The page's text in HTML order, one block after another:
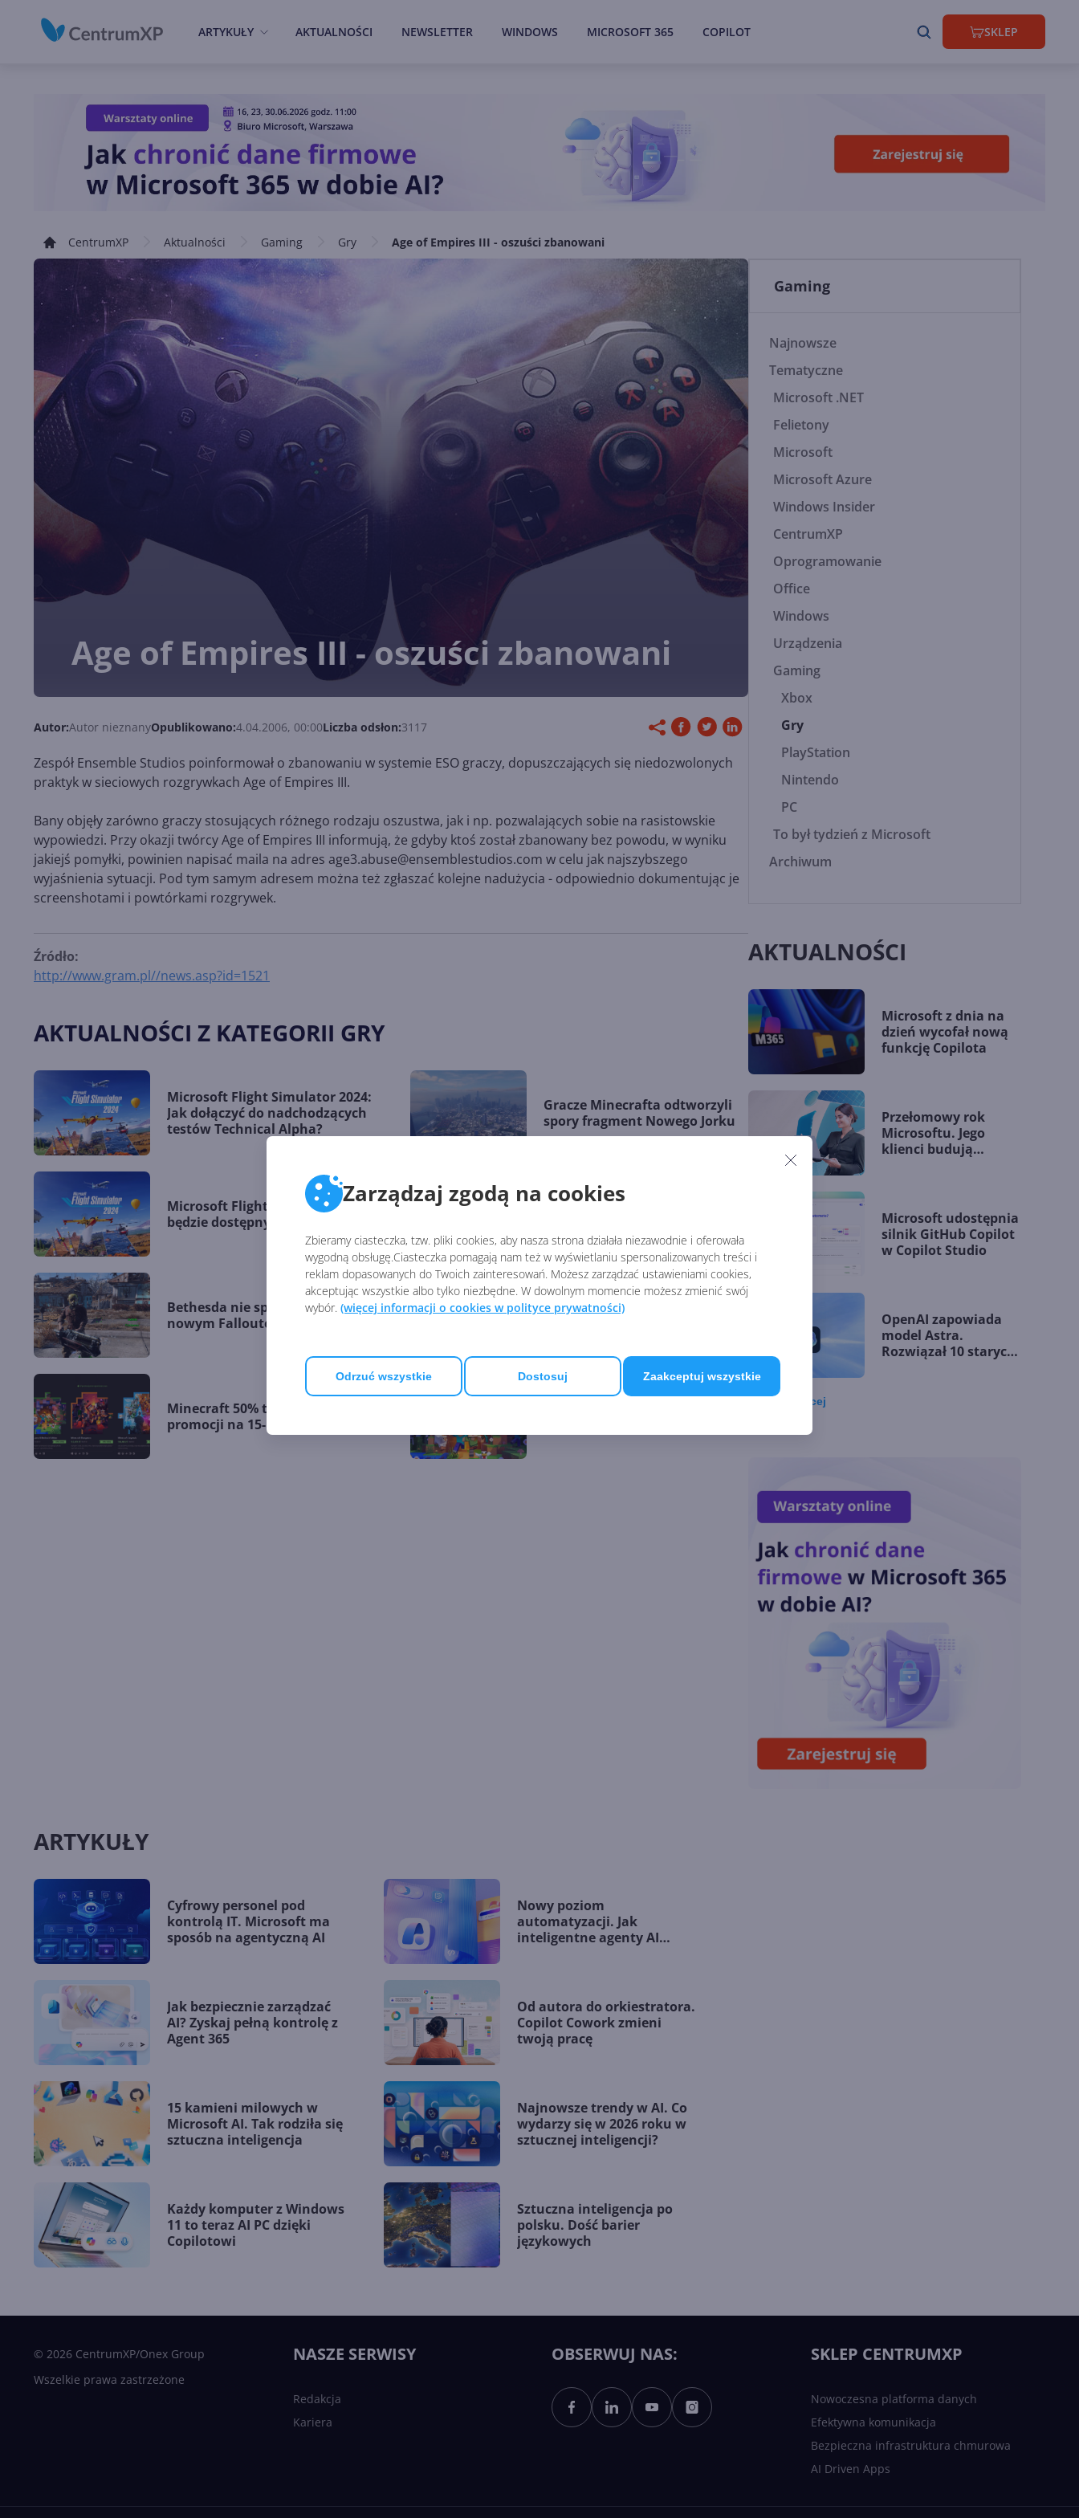
Zarządzaj zgodą na cookies
Zbieramy ciasteczka, tzw. pliki cookies, aby nasza strona działała niezawodnie i oferowała
wygodną obsługę.Ciasteczka pomagają nam też w wyświetlaniu spersonalizowanych treści i
reklam dopasowanych do Twoich zainteresowań. Możesz zarządzać ustawieniami cookies,
akceptując wszystkie albo tylko niezbędne. W dowolnym momencie możesz zmienić swój
wybór. (więcej informacji o cookies w polityce prywatności)
Odrzuć wszystkie Dostosuj Zaakceptuj wszystkie
ARTYKUŁY AKTUALNOŚCI NEWSLETTER WINDOWS MICROSOFT 365 COPILOT SKLEP
CentrumXP Aktualności Gaming Gry Age of Empires III - oszuści zbanowani
Age of Empires III - oszuści zbanowani
Autor:Autor nieznanyOpublikowano:4.04.2006, 00:00Liczba odsłon:3117
Zespół Ensemble Studios poinformował o zbanowaniu w systemie ESO graczy, dopuszczających się niedozwolonych
praktyk w sieciowych rozgrywkach Age of Empires III.
Bany objęły zarówno graczy stosujących różnego rodzaju oszustwa, jak i np. pozwalających sobie na rasistowskie
wypowiedzi. Przy okazji twórcy Age of Empires III informują, że gdyby ktoś został zbanowany bez powodu, w wyniku
jakiejś pomyłki, powinien napisać maila na adres age3.abuse@ensemblestudios.com w celu jak najszybszego
wyjaśnienia sytuacji. Pod tym samym adresem można też zgłaszać kolejne nadużycia - odpowiednio dokumentując je
screenshotami i powtórkami rozgrywek.
Źródło:
http://www.gram.pl//news.asp?id=1521
AKTUALNOŚCI Z KATEGORII GRY
Microsoft Flight Simulator 2024:
Jak dołączyć do nadchodzących
testów Technical Alpha?
Gracze Minecrafta odtworzyli
spory fragment Nowego Jorku
Microsoft Flight Simulator 2024
będzie dostępny w 4 edycjach
Microsoft wypuści dokument o
Bethesda nie spieszy się z
nowym Falloutem
Microsoft Flight Simulator 2024
Minecraft 50% taniej w
promocji na 15-lecie
Gaming
Najnowsze
Tematyczne
Microsoft .NET
Felietony
Microsoft
Microsoft Azure
Windows Insider
CentrumXP
Oprogramowanie
Office
Windows
Urządzenia
Gaming
Xbox
Gry
PlayStation
Nintendo
PC
To był tydzień z Microsoft
Archiwum
AKTUALNOŚCI
Microsoft z dnia na
dzień wycofał nową
funkcję Copilota
Przełomowy rok
Microsoftu. Jego
klienci budują
Microsoft udostępnia
silnik GitHub Copilot
w Copilot Studio
OpenAI zapowiada
model Astra.
Rozwiązał 10 starych
Lista zmian w
Microsoft 365 Copilot.
Podsumowanie lipca
2026
modeli GPT-5.6.
Odpowiedź na presję
Chin
Miliardy z AI i
chmury. Microsoft
ogłasza znakomite
wyniki i
więcej
ARTYKUŁY
Cyfrowy personel pod
kontrolą IT. Microsoft ma
sposób na agentyczną AI
Nowy poziom
automatyzacji. Jak
inteligentne agenty AI
Jak bezpiecznie zarządzać
AI? Zyskaj pełną kontrolę z
Agent 365
Od autora do orkiestratora.
Copilot Cowork zmieni
twoją pracę
15 kamieni milowych w
Microsoft AI. Tak rodziła się
sztuczna inteligencja
Najnowsze trendy w AI. Co
wydarzy się w 2026 roku w
sztucznej inteligencji?
Każdy komputer z Windows
11 to teraz AI PC dzięki
Copilotowi
Sztuczna inteligencja po
polsku. Dość barier
językowych
© 2026 CentrumXP/Onex Group
Wszelkie prawa zastrzeżone
NASZE SERWISY
Redakcja
Kariera
OBSERWUJ NAS: SKLEP CENTRUMXP
Nowoczesna platforma danych
Efektywna komunikacja
Bezpieczna infrastruktura chmurowa
AI Driven Apps